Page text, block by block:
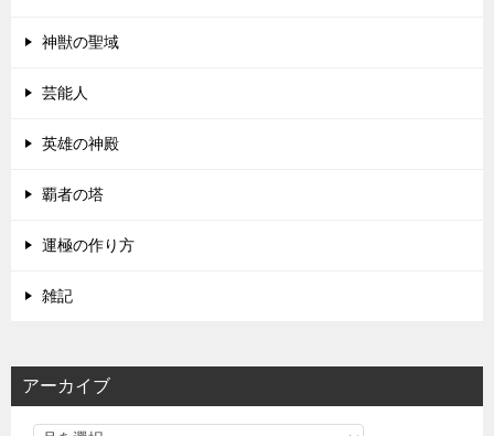
神獣の聖域
芸能人
英雄の神殿
覇者の塔
運極の作り方
雑記
アーカイブ